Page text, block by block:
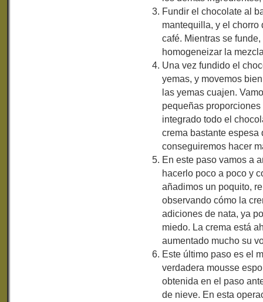
Fundir el chocolate al
mantequilla, y el
café. Mientras se
homogeneizar la
Una vez fundido el
yemas, y movemos
las yemas cuajen.
pequeñas
integrado todo el
crema bastante
conseguiremos hacer
En este paso vamos a
hacerlo poco a poco y
añadimos un poquito,
observando cómo la
adiciones de nata, ya
miedo. La crema está
aumentado mucho su
Este último paso es el
verdadera mousse
obtenida en el paso
de nieve. En esta